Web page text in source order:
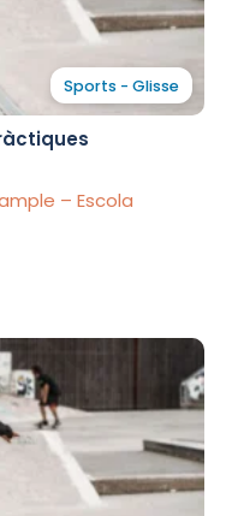
Sports - Glisse
– Escola